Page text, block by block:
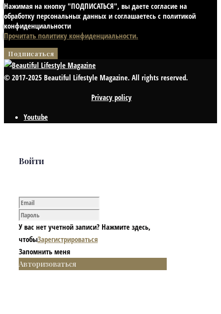
Нажимая на кнопку "ПОДПИСАТЬСЯ", вы даете согласие на
обработку персональных данных и соглашаетесь с политикой
конфиденциальности
Прочитать политику конфиденциальности.
© 2017-2025 Beautiful Lifestyle Magazine. All rights reserved.
Privacy policy
Youtube
Войти
У вас нет учетной записи? Нажмите здесь,
чтобыЗарегистрироваться
Запомнить меня
Авторизоваться